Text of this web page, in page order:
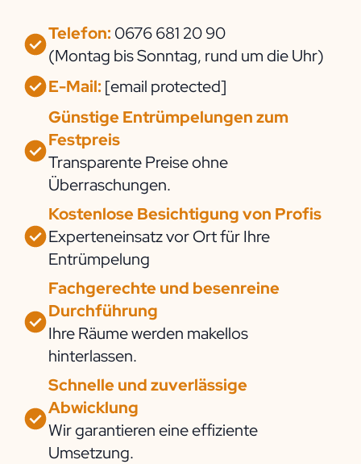
Telefon: 0676 681 20 90
(Montag bis Sonntag, rund um die Uhr)
E-Mail: [email protected]
Günstige Entrümpelungen zum
Festpreis
Transparente Preise ohne
Überraschungen.
Kostenlose Besichtigung von Profis
Experteneinsatz vor Ort für Ihre
Entrümpelung
Fachgerechte und besenreine
Durchführung
Ihre Räume werden makellos
hinterlassen.
Schnelle und zuverlässige
Abwicklung
Wir garantieren eine effiziente
Umsetzung.